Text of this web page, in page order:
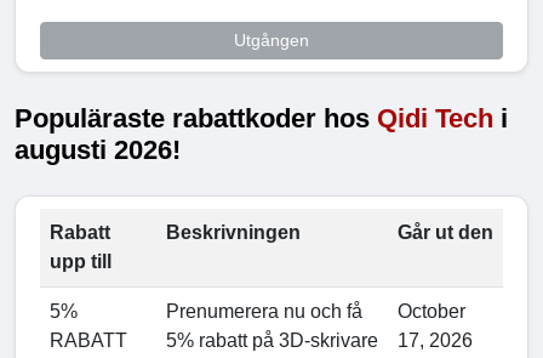
Utgången
Populäraste rabattkoder hos Qidi Tech i
augusti 2026!
Rabatt
upp till
Beskrivningen Går ut den
5%
RABATT
Prenumerera nu och få
5% rabatt på 3D-skrivare
October
17, 2026